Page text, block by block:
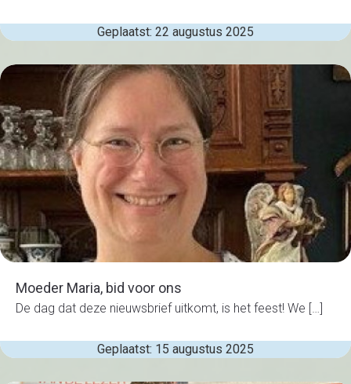
Geplaatst: 22 augustus 2025
Moeder Maria, bid voor ons
De dag dat deze nieuwsbrief uitkomt, is het feest! We […]
Geplaatst: 15 augustus 2025